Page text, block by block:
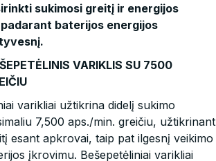
sukimosi greitį ir energijos
baterijos energijos
VARIKLIS SU 7500
varikliai užtikrina didelį sukimo
7,500 aps./min. greičiu, užtikrinant
esant apkrovai, taip pat ilgesnį veikimo
įkrovimu. Bešepetėliniai varikliai